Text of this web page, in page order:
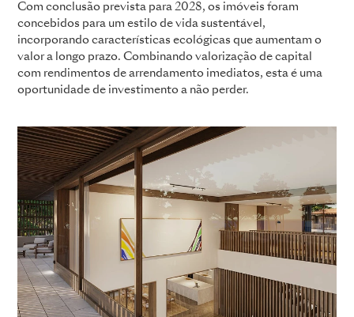
Com conclusão prevista para 2028, os imóveis foram
concebidos para um estilo de vida sustentável,
incorporando características ecológicas que aumentam o
valor a longo prazo. Combinando valorização de capital
com rendimentos de arrendamento imediatos, esta é uma
oportunidade de investimento a não perder.